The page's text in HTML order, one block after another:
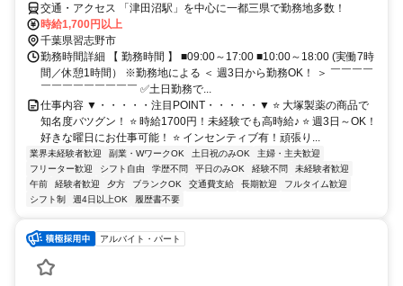
交通・アクセス 「津田沼駅」を中心に一都三県で勤務地多数！
時給1,700円以上
千葉県習志野市
勤務時間詳細 【 勤務時間 】 ■09:00～17:00 ■10:00～18:00 (実働7時
間／休憩1時間） ※勤務地による ＜ 週3日から勤務OK！ ＞ ￣￣￣￣
￣￣￣￣￣￣￣￣￣ ✅土日勤務で...
仕事内容 ▼・・・・・注目POINT・・・・・▼ ⭐ 大塚製薬の商品で
知名度バツグン！ ⭐ 時給1700円！未経験でも高時給♪ ⭐ 週3日～OK！
好きな曜日にお仕事可能！ ⭐ インセンティブ有！頑張り...
業界未経験者歓迎 副業・WワークOK 土日祝のみOK
主婦・主夫歓迎
フリーター歓迎
シフト自由 学歴不問 平日のみOK 経験不問
未経験者歓迎
午前
経験者歓迎 夕方 ブランクOK 交通費支給 長期歓迎
フルタイム歓迎
シフト制
週4日以上OK 履歴書不要
アルバイト・パート